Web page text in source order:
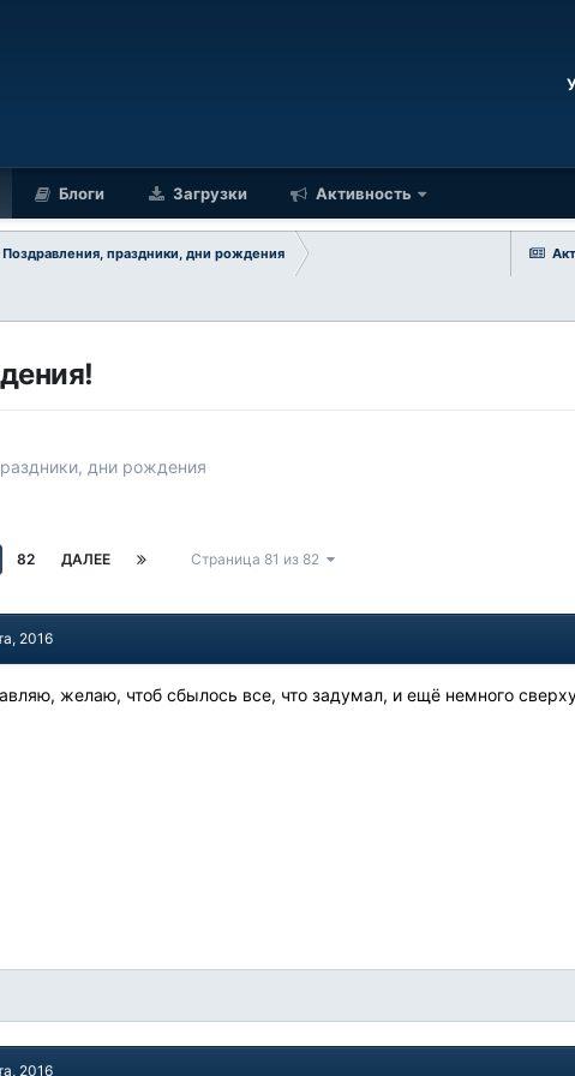
Блоги Загрузки Активность
Поздравления, праздники, дни рождения
дни рождения
82 ДАЛЕЕ Страница 81 из 82
2016
желаю, чтоб сбылось все, что задумал, и ещё немного
2016